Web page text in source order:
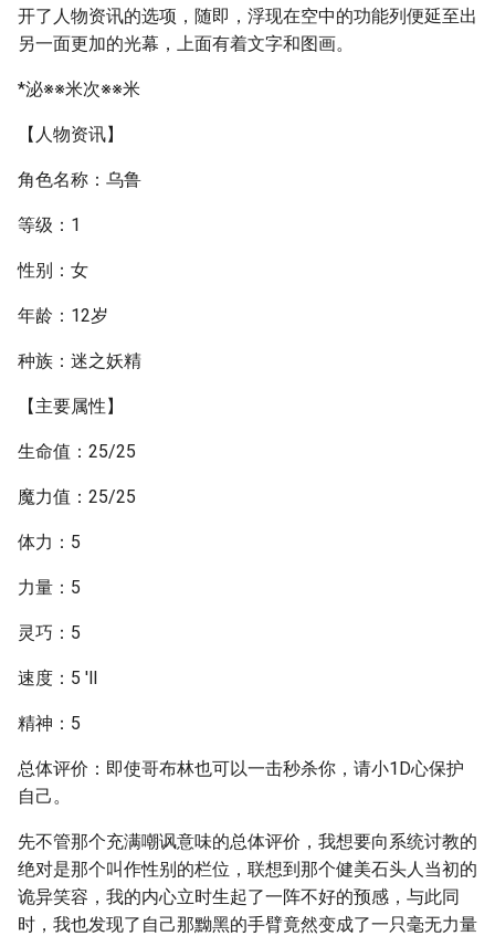
开了人物资讯的选项，随即，浮现在空中的功能列便延至出
另一面更加的光幕，上面有着文字和图画。
*泌※※米次※※米
【人物资讯】
角色名称：乌鲁
等级：1
性别：女
年龄：12岁
种族：迷之妖精
【主要属性】
生命值：25/25
魔力值：25/25
体力：5
力量：5
灵巧：5
速度：5 'll
精神：5
总体评价：即使哥布林也可以一击秒杀你，请小1D心保护
自己。
先不管那个充满嘲讽意味的总体评价，我想要向系统讨教的
绝对是那个叫作性别的栏位，联想到那个健美石头人当初的
诡异笑容，我的内心立时生起了一阵不好的预感，与此同
时，我也发现了自己那黝黑的手臂竟然变成了一只毫无力量